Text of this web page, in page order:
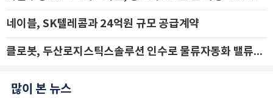
네이블, SK텔레콤과 24억원 규모 공급계약
클로봇, 두산로지스틱스솔루션 인수로 물류자동화 밸류체인 확장 추진 - IBK투자증권
많이 본 뉴스